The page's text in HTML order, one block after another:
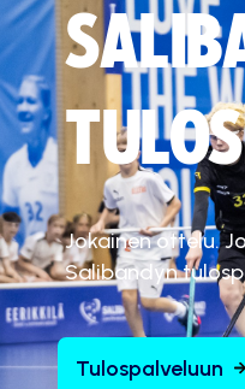
Jokainen ottelu.
Salibandyn
Tulospalveluun